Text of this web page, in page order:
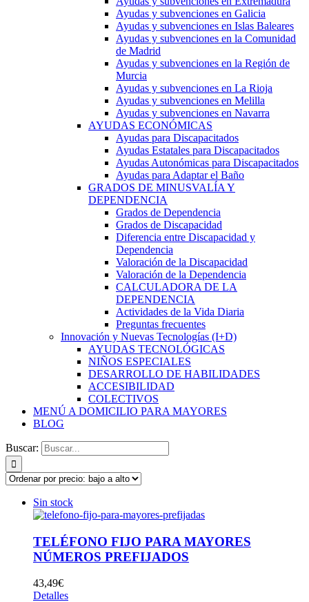
Ayudas y subvenciones en Galicia
Ayudas y subvenciones en Islas Baleares
Ayudas y subvenciones en la Comunidad
de Madrid
Ayudas y subvenciones en la Región de
Murcia
Ayudas y subvenciones en La Rioja
Ayudas y subvenciones en Melilla
Ayudas y subvenciones en Navarra
AYUDAS ECONÓMICAS
Ayudas para Discapacitados
Ayudas Estatales para Discapacitados
Ayudas Autonómicas para Discapacitados
Ayudas para Adaptar el Baño
GRADOS DE MINUSVALÍA Y
DEPENDENCIA
Grados de Dependencia
Grados de Discapacidad
Diferencia entre Discapacidad y
Dependencia
Valoración de la Discapacidad
Valoración de la Dependencia
CALCULADORA DE LA
DEPENDENCIA
Actividades de la Vida Diaria
Preguntas frecuentes
Innovación y Nuevas Tecnologías (I+D)
AYUDAS TECNOLÓGICAS
NIÑOS ESPECIALES
DESARROLLO DE HABILIDADES
ACCESIBILIDAD
COLECTIVOS
MENÚ A DOMICILIO PARA MAYORES
BLOG
Buscar:
Sin stock
TELÉFONO FIJO PARA MAYORES
NÚMEROS PREFIJADOS
43,49€
Detalles